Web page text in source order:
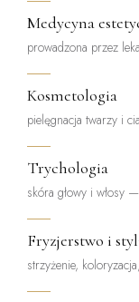
Medycyna
prowadzona przez
Kosmetologia
pielęgnacja twarzy i
Trychologia
skóra głowy i włosy
Fryzjerstwo i
strzyżenie,